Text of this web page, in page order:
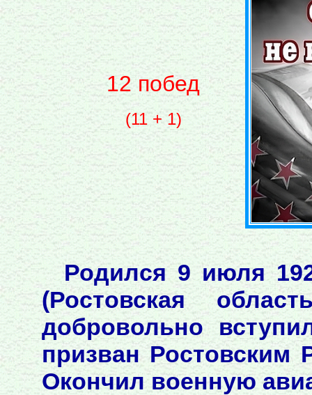
12 побед
(11 + 1)
Родился 9 июля
(Ростовская
добровольно
призван Ростовским
Окончил военную